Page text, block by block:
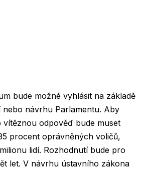
bude možné vyhlásit na základě
nebo návrhu Parlamentu. Aby
odpověď bude muset
procent oprávněných voličů,
lidí. Rozhodnutí bude pro
let. V návrhu ústavního zákona